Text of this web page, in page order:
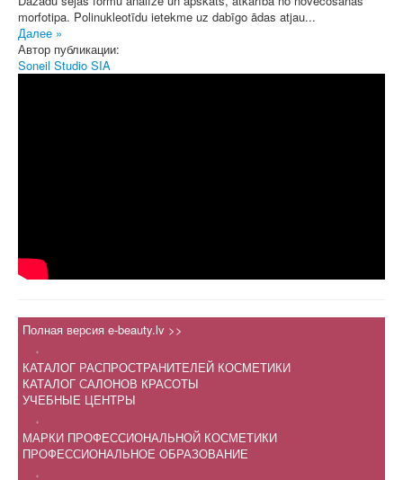
morfotipa. Polinukleotīdu ietekme uz dabīgo ādas atjau...
Далее »
Автор публикации:
Soneil Studio SIA
Полная версия e-beauty.lv >>
.
КАТАЛОГ РАСПРОСТРАНИТЕЛЕЙ КОСМЕТИКИ
КАТАЛОГ САЛОНОВ КРАСОТЫ
УЧЕБНЫЕ ЦЕНТРЫ
.
МАРКИ ПРОФЕССИОНАЛЬНОЙ КОСМЕТИКИ
ПРОФЕССИОНАЛЬНОЕ ОБРАЗОВАНИЕ
.